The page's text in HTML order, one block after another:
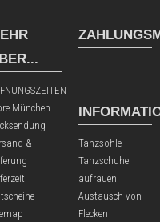
München
&
Tanzsohle
Tanzschuhe
aufrauen
Austausch von
Flecken